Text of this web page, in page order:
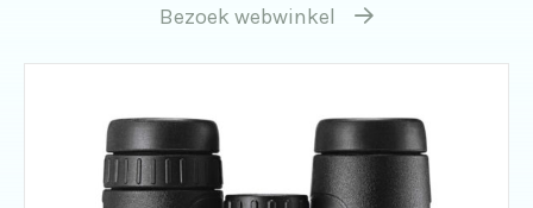
Bezoek webwinkel